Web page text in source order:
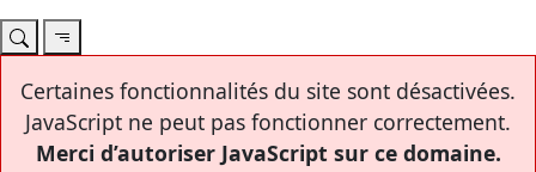
Certaines fonctionnalités du site sont désactivées.
JavaScript ne peut pas fonctionner correctement.
Merci d’autoriser JavaScript sur ce domaine.